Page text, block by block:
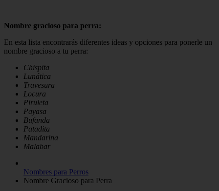
Nombre gracioso para perra:
En esta lista encontrarás diferentes ideas y opciones para ponerle un
nombre gracioso a tu perra:
Chispita
Lunática
Travesura
Locura
Piruleta
Payasa
Bufanda
Patadita
Mandarina
Malabar
Nombres para Perros
Nombre Gracioso para Perra